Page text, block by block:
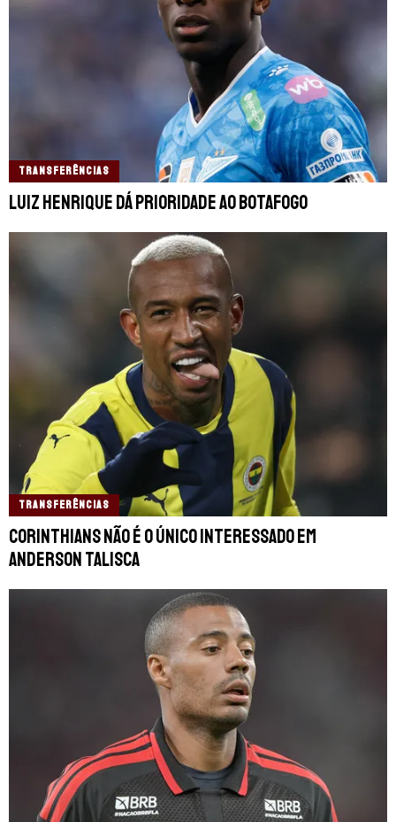
TRANSFERÊNCIAS
Luiz Henrique dá prioridade ao Botafogo
TRANSFERÊNCIAS
Corinthians não é o único interessado em
Anderson Talisca